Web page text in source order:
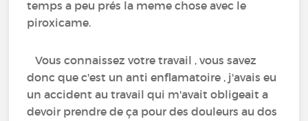
temps a peu prés la meme chose avec le
piroxicame.
Vous connaissez votre travail , vous savez
donc que c'est un anti enflamatoire , j'avais eu
un accident au travail qui m'avait obligeait a
devoir prendre de ça pour des douleurs au dos